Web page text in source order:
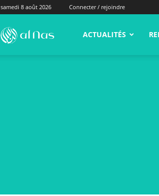
samedi 8 août 2026 Connecter / rejoindre
alNas.fr ACTUALITÉS